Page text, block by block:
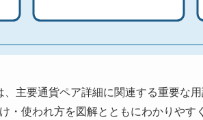
主要通貨ペア詳細に関連する重要な
・使われ方を図解とともにわかりやす